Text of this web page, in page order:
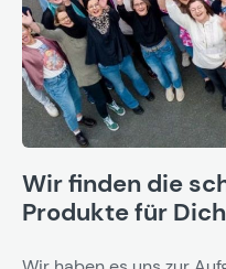
Wir finden die
Produkte für